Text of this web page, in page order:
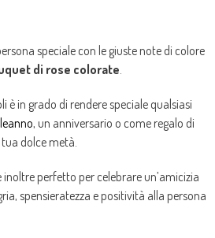
speciale con le giuste note di colore
di rose colorate.
è in grado di rendere speciale qualsiasi
, un anniversario o come regalo di
dolce metà.
perfetto per celebrare un’amicizia
spensieratezza e positività alla persona